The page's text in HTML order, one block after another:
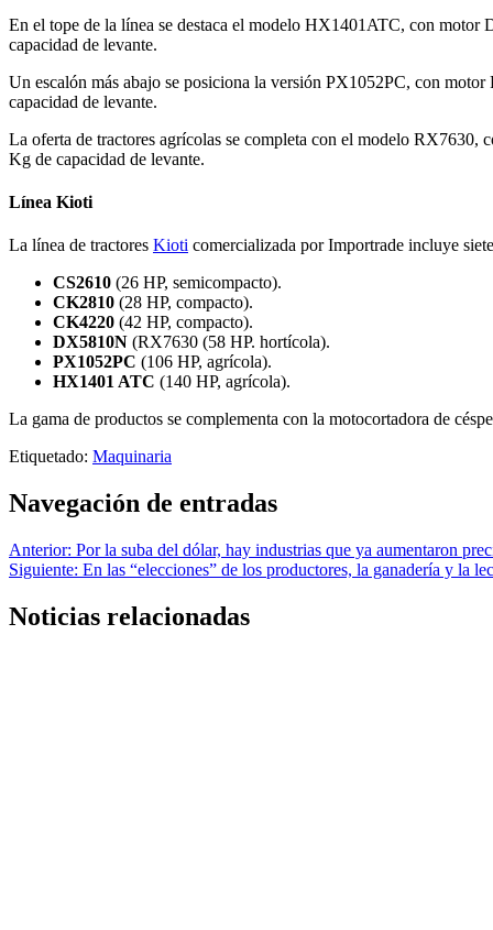
En el tope de la línea se destaca el modelo HX1401ATC, con
capacidad de levante.
Un escalón más abajo se posiciona la versión PX1052PC, con
capacidad de levante.
La oferta de tractores agrícolas se completa con el modelo
Kg de capacidad de levante.
Línea Kioti
La línea de tractores Kioti comercializada por Importrade incluye
CS2610 (26 HP, semicompacto).
CK2810 (28 HP, compacto).
CK4220 (42 HP, compacto).
DX5810N (RX7630 (58 HP. hortícola).
PX1052PC (106 HP, agrícola).
HX1401 ATC (140 HP, agrícola).
La gama de productos se complementa con la motocortadora de
Etiquetado: Maquinaria
Navegación de entradas
Anterior: Por la suba del dólar, hay industrias que ya aumentaron
Siguiente: En las “elecciones” de los productores, la ganadería y la
Noticias relacionadas